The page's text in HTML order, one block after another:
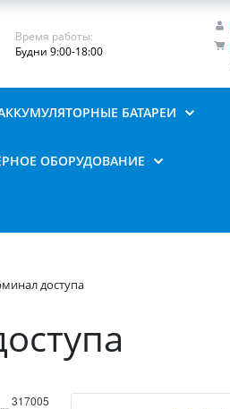
Время работы:
Будни 9:00-18:00
БАТАРЕИ
ОБОРУДОВАНИЕ
доступа
317005